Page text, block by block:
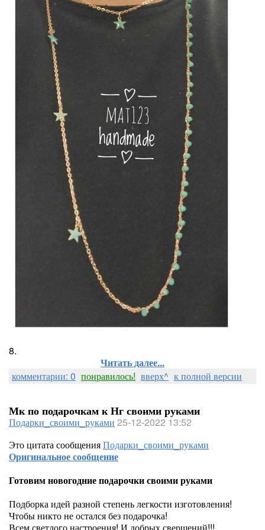
8.
Читать далее...
комментарии: 0 понравилось! вверх^ к полной версии
Мк по подарочкам к Нг своими руками
Подарки_своими_руками 25-12-2022 13:52
Это цитата сообщенияПодарки_своими_руками
Оригинальное сообщение
Готовим новогодние подарочки своими руками
Подборка идей разной степень легкости изготовления!
Чтобы никто не остался без подарочка!